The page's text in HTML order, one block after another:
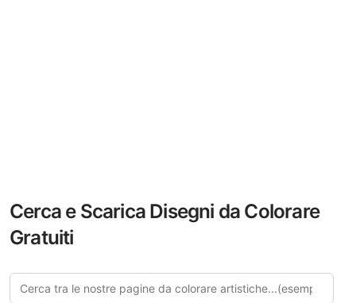
Cerca e Scarica Disegni da Colorare
Gratuiti